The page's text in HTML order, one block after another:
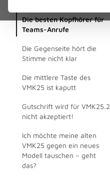
Die besten Kopfhörer für
Teams-Anrufe
Die Gegenseite hört die
Stimme nicht klar
Die mittlere Taste des
VMK25 ist kaputt
Gutschrift wird für VMK25.2
nicht akzeptiert!
Ich möchte meine alten
VMK25 gegen ein neues
Modell tauschen – geht
das?